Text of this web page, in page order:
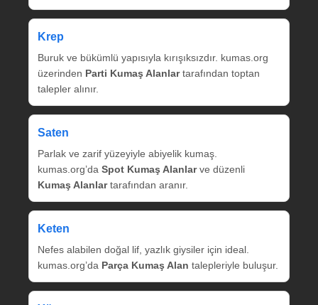
Krep
Buruk ve bükümlü yapısıyla kırışıksızdır. kumas.org
üzerinden Parti Kumaş Alanlartarafından toptan
talepler alınır.
Saten
Parlak ve zarif yüzeyiyle abiyelik kumaş.
kumas.org’da Spot Kumaş Alanlarve düzenli
Kumaş Alanlartarafından aranır.
Keten
Nefes alabilen doğal lif, yazlık giysiler için ideal.
kumas.org’da Parça Kumaş Alan talepleriyle buluşur.